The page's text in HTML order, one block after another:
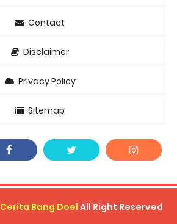
Contact
Disclaimer
Privacy Policy
Sitemap
Cerita Bang Doel All Right Reserved